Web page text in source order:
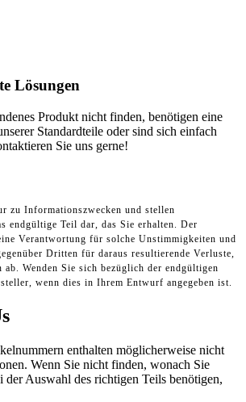
Lösungen
Produkt nicht finden, benötigen eine
Standardteile oder sind sich einfach
Sie uns gerne!
zu Informationszwecken und stellen
endgültige Teil dar, das Sie erhalten. Der
Verantwortung für solche Unstimmigkeiten und
Dritten für daraus resultierende Verluste,
ab. Wenden Sie sich bezüglich der endgültigen
wenn dies in Ihrem Entwurf angegeben ist.
enthalten möglicherweise nicht
Wenn Sie nicht finden, wonach Sie
der Auswahl des richtigen Teils benötigen,